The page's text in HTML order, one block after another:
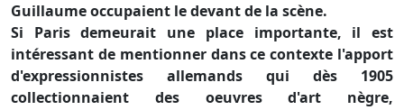
Guillaume occupaient le devant de la scène.
Si Paris demeurait une place importante, il est
intéressant de mentionner dans ce contexte l'apport
d'expressionnistes allemands qui dès 1905
collectionnaient des oeuvres d'art nègre,